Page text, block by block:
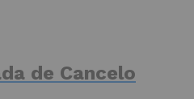
de Cancelo